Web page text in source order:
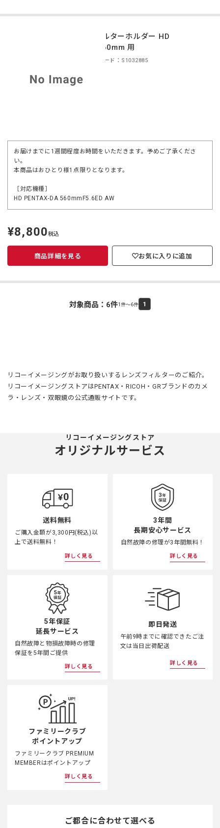
フィルターホルダー HD
DA560mm 用
商品コード：S1032885
お届けまでに1週間程度お時間をいただきます。予めご了承くださ
い。
本商品はおひとり様1点限りとなります。
［対応機種］
HD PENTAX-DA 560mmF5.6ED AW
定
価
¥8,800税込
商品詳細を見る お気に入りに追加
対象商品： 6件1件～6件 1
リコーイメージングがお取り扱いするレンズフィルターのご紹介。
リコーイメージングストアはPENTAX・RICOH・GRブランドのカメ
ラ・レンズ・双眼鏡の公式通販サイトです。
リコーイメージングストア
オリジナルサービス
送料無料
ご購入金額が3,300円(税込)以
上で送料無料！
詳しく見る
3年間
長期安心サービス
自然故障の修理が3年間無料！
詳しく見る
5年保証
延長サービス
自然故障と物損故障時の修理
保証を5年間ご提供
詳しく見る
即日発送
午前9時までに確認できたご注
文は当日出荷配送
詳しく見る
ファミリークラブ
ポイントアップ
ファミリークラブ PREMIUM
MEMBERはポイントアップ
詳しく見る
ご都合に合わせて選べる